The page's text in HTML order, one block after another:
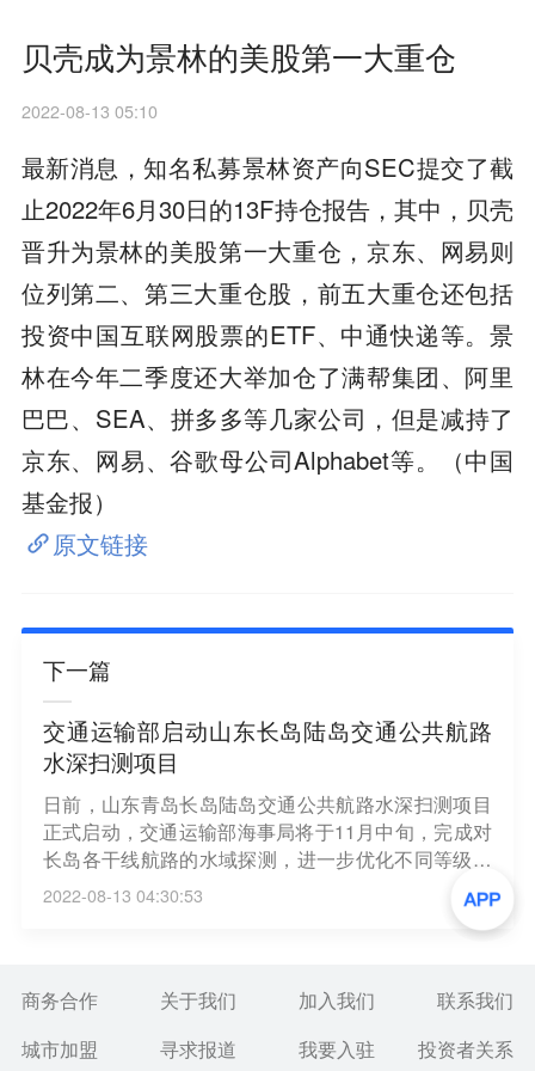
贝壳成为景林的美股第一大重仓
2022-08-13 05:10
最新消息，知名私募景林资产向SEC提交了截
止2022年6月30日的13F持仓报告，其中，贝壳
晋升为景林的美股第一大重仓，京东、网易则
位列第二、第三大重仓股，前五大重仓还包括
投资中国互联网股票的ETF、中通快递等。景
林在今年二季度还大举加仓了满帮集团、阿里
巴巴、SEA、拼多多等几家公司，但是减持了
京东、网易、谷歌母公司Alphabet等。（中国
基金报）
原文链接
下一篇
交通运输部启动山东长岛陆岛交通公共航路
水深扫测项目
日前，山东青岛长岛陆岛交通公共航路水深扫测项目
正式启动，交通运输部海事局将于11月中旬，完成对
长岛各干线航路的水域探测，进一步优化不同等级船
舶指挥疏导方案，打造胶东半岛沿海水上“高速公
2022-08-13 04:30:53
商务合作 关于我们 加入我们
联系我们
城市加盟
寻求报道 我要入驻 投资者关系